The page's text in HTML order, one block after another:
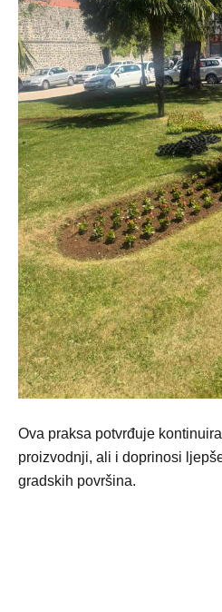
Ova praksa potvrđuje
proizvodnji, ali i doprinosi
gradskih površina.